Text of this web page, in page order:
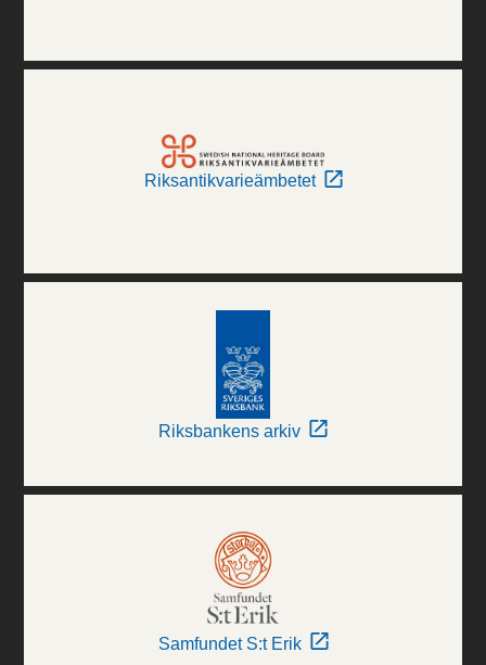
Riksantikvarieämbetet
Riksbankens arkiv
Samfundet S:t Erik